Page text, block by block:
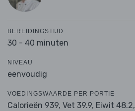
BEREIDINGSTIJD
30 - 40 minuten
NIVEAU
eenvoudig
VOEDINGSWAARDE PER PORTIE
Calorieën 939, Vet 39.9, Eiwit 48.2,